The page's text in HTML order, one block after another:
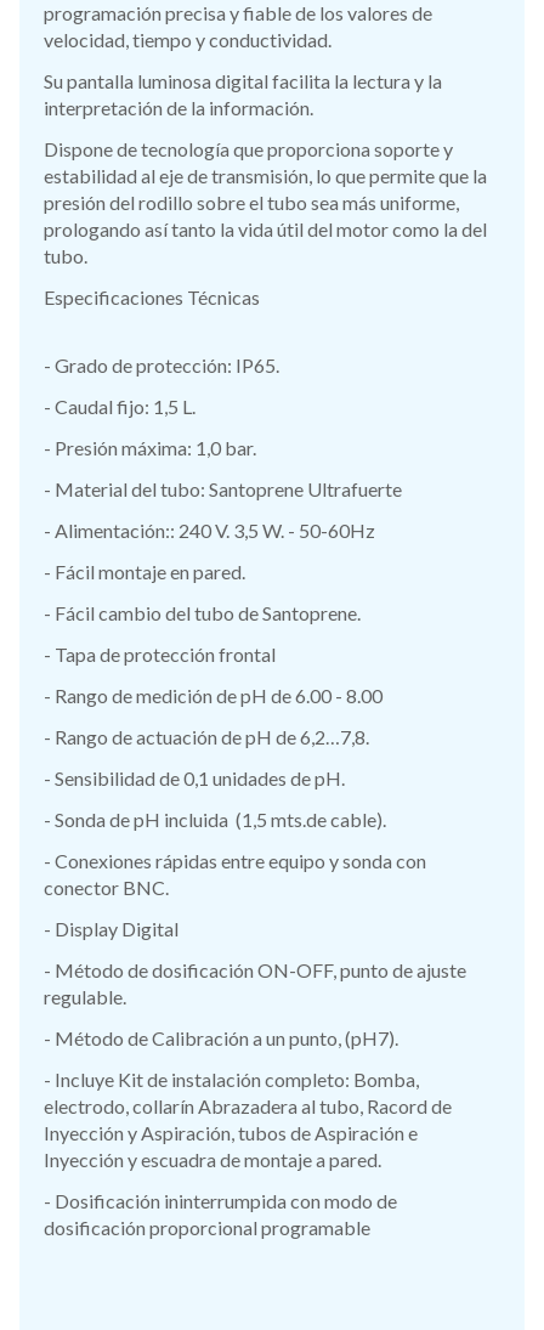
programación precisa y fiable de los valores de
velocidad, tiempo y conductividad.
Su pantalla luminosa digital facilita la lectura y la
interpretación de la información.
Dispone de tecnología que proporciona soporte y
estabilidad al eje de transmisión, lo que permite que la
presión del rodillo sobre el tubo sea más uniforme,
prologando así tanto la vida útil del motor como la del
tubo.
Especificaciones Técnicas
- Grado de protección: IP65.
- Caudal fijo: 1,5 L.
- Presión máxima: 1,0 bar.
- Material del tubo: Santoprene Ultrafuerte
- Alimentación:: 240 V. 3,5 W. - 50-60Hz
- Fácil montaje en pared.
- Fácil cambio del tubo de Santoprene.
- Tapa de protección frontal
- Rango de medición de pH de 6.00 - 8.00
- Rango de actuación de pH de 6,2…7,8.
- Sensibilidad de 0,1 unidades de pH.
- Sonda de pH incluida (1,5 mts.de cable).
- Conexiones rápidas entre equipo y sonda con
conector BNC.
- Display Digital
- Método de dosificación ON-OFF, punto de ajuste
regulable.
- Método de Calibración a un punto, (pH7).
- Incluye Kit de instalación completo: Bomba,
electrodo, collarín Abrazadera al tubo, Racord de
Inyección y Aspiración, tubos de Aspiración e
Inyección y escuadra de montaje a pared.
- Dosificación ininterrumpida con modo de
dosificación proporcional programable